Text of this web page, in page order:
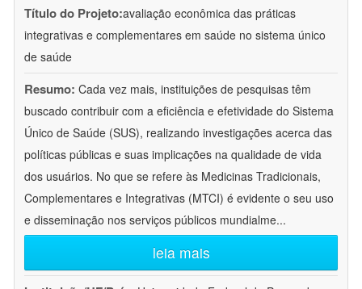
Título do Projeto:avaliação econômica das práticas
integrativas e complementares em saúde no sistema único
de saúde
Resumo: Cada vez mais, instituições de pesquisas têm
buscado contribuir com a eficiência e efetividade do Sistema
Único de Saúde (SUS), realizando investigações acerca das
políticas públicas e suas implicações na qualidade de vida
dos usuários. No que se refere às Medicinas Tradicionais,
Complementares e Integrativas (MTCI) é evidente o seu uso
e disseminação nos serviços públicos mundialme...
leia mais